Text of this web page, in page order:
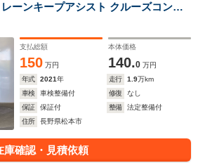
ーンキープアシスト クルーズコント
ックカメラ Bluetooth シートヒータ
支払総額
150 万円
本体価格
140.0 万円
年式
2021年 走行 1.9万km
車検
車検整備付 修復
なし
保証
保証付 整備
法定整備付
住所
長野県松本市
庫確認・見積依頼